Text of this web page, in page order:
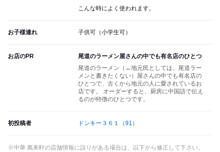
こんな時によく使われます。
お子様連れ 子供可（小学生可）
お店のPR
尾道のラーメン屋さんの中でも有名店のひとつ
尾道のラーメン（←地元民としては、尾道ラー
メンと書きたくない）屋さんの中でも有名店の
ひとつで、古くから地元の人に愛されているお
店です。 オーダーすると、厨房に中国語で伝え
るのが特徴のひとつです。
初投稿者 ドンキー３６１ （91）
※中華 萬來軒の店舗情報に誤りがある場合は、以下から修正して下さい。